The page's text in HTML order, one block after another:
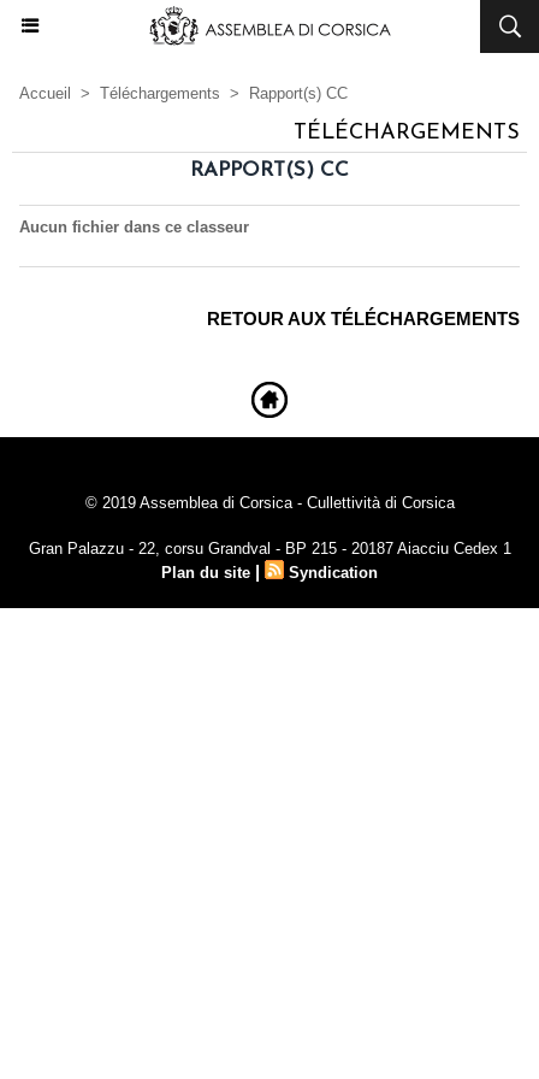
Accueil > Téléchargements > Rapport(s) CC
TÉLÉCHARGEMENTS
RAPPORT(S) CC
Aucun fichier dans ce classeur
RETOUR AUX TÉLÉCHARGEMENTS
© 2019 Assemblea di Corsica - Cullettività di Corsica
Gran Palazzu - 22, corsu Grandval - BP 215 - 20187 Aiacciu Cedex 1
Plan du site | Syndication